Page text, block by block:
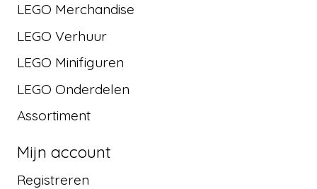
LEGO Merchandise
LEGO Verhuur
LEGO Minifiguren
LEGO Onderdelen
Assortiment
Mijn account
Registreren